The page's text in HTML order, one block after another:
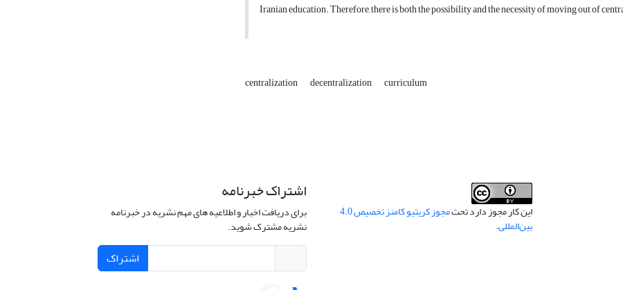
Iranian education. Therefore, there is both the possibility and the necessity of moving out of
centralization decentralization curriculum
این کار مجوز دارد تحت مجوز کریتیو کامنز تخصیص 4.0
بین‌المللی.
اشتراک خبرنامه
برای دریافت اخبار و اطلاعیه های مهم نشریه در خبرنامه
نشریه مشترک شوید.
اشتراک